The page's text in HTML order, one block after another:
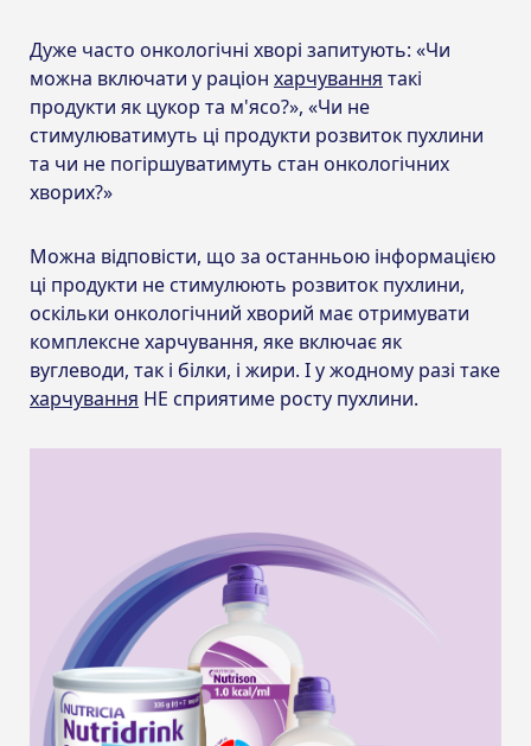
Дуже часто онкологічні хворі запитують: «Чи
можна включати у раціон харчування такі
продукти як цукор та м'ясо?», «Чи не
стимулюватимуть ці продукти розвиток пухлини
та чи не погіршуватимуть стан онкологічних
хворих?»
Можна відповісти, що за останньою інформацією
ці продукти не стимулюють розвиток пухлини,
оскільки онкологічний хворий має отримувати
комплексне харчування, яке включає як
вуглеводи, так і білки, і жири. І у жодному разі таке
харчування НЕ сприятиме росту пухлини.